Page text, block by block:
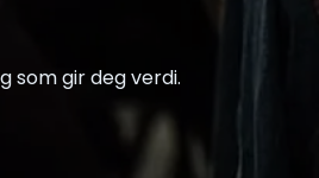
som gir deg verdi.